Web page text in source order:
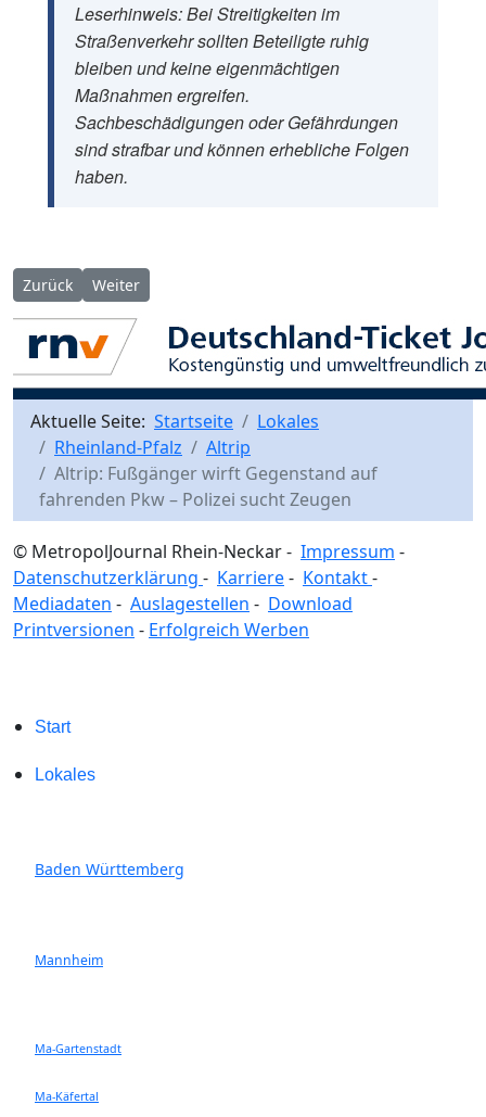
Leserhinweis: Bei Streitigkeiten im
Straßenverkehr sollten Beteiligte ruhig
bleiben und keine eigenmächtigen
Maßnahmen ergreifen.
Sachbeschädigungen oder Gefährdungen
sind strafbar und können erhebliche Folgen
haben.
Vorheriger Beitrag: Altrip: Unbekannter dringt in Haus ein –
Zurück Nächster Beitrag: ALTRIP: Betrugsversuch per
Weiter
Aktuelle Seite: Startseite
Lokales
Rheinland-Pfalz
Altrip
Altrip: Fußgänger wirft Gegenstand auf
fahrenden Pkw – Polizei sucht Zeugen
© MetropolJournal Rhein-Neckar - Impressum -
Datenschutzerklärung - Karriere- Kontakt-
Mediadaten - Auslagestellen - Download
Printversionen - Erfolgreich Werben
Start
Lokales
Baden Württemberg
Mannheim
Ma-Gartenstadt
Ma-Käfertal